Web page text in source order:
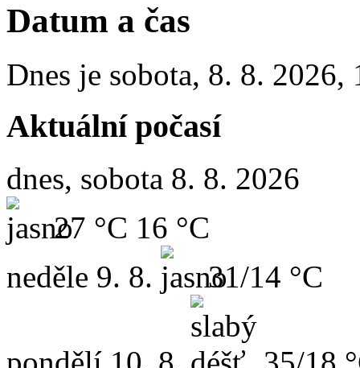
Datum a čas
Dnes je sobota, 8. 8. 2026,
Aktuální počasí
dnes, sobota 8. 8. 2026
27 °C 16 °C
neděle 9. 8. 31/14 °C